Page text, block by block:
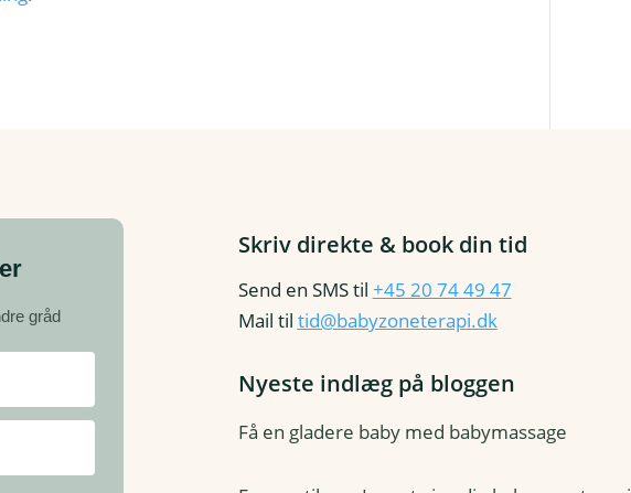
gråd
Skriv direkte & book din tid
Send en SMS til +45 20 74 49 47
Mail til tid@babyzoneterapi.dk
Nyeste indlæg på bloggen
Få en gladere baby med babymassage